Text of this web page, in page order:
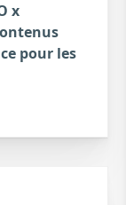
x
pour les